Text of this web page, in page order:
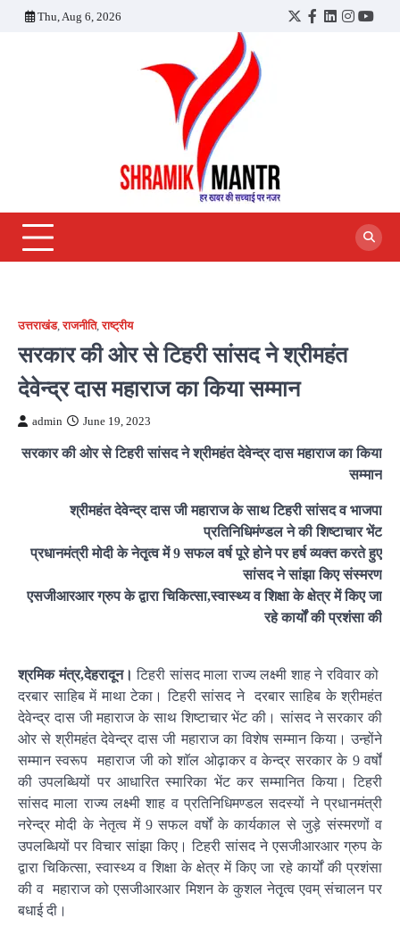
Thu, Aug 6, 2026
Twitter
Facebook
LinkedIn
उत्तराखंड,राजनीति,राष्ट्रीय
सरकार की ओर से टिहरी सांसद ने श्रीमहंत
देवेन्द्र दास महाराज का किया सम्मान
admin June 19, 2023
सरकार की ओर से टिहरी सांसद ने श्रीमहंत देवेन्द्र दास महाराज का किया
सम्मान
श्रीमहंत देवेन्द्र दास जी महाराज के साथ टिहरी सांसद व भाजपा
प्रतिनिधिमंण्डल ने की शिष्टाचार भेंट
प्रधानमंत्री मोदी के नेतृृत्व में 9 सफल वर्ष पूरे होने पर हर्ष व्यक्त करते हुए
सांसद ने सांझा किए संस्मरण
एसजीआरआर ग्रुप के द्वारा चिकित्सा,स्वास्थ्य व शिक्षा के क्षेत्र में किए जा
रहे कार्यों की प्रशंसा की
श्रमिक मंत्र,देहरादून। टिहरी सांसद माला राज्य लक्ष्मी शाह ने रविवार को
दरबार साहिब में माथा टेका। टिहरी सांसद ने दरबार साहिब के श्रीमहंत
देवेन्द्र दास जी महाराज के साथ शिष्टाचार भेंट की। सांसद ने सरकार की
ओर से श्रीमहंत देवेन्द्र दास जी महाराज का विशेष सम्मान किया। उन्होंने
सम्मान स्वरूप महाराज जी को शाॅल ओढ़ाकर व केन्द्र सरकार के 9 वर्षों
की उपलब्धियों पर आधारित स्मारिका भेंट कर सम्मानित किया। टिहरी
सांसद माला राज्य लक्ष्मी शाह व प्रतिनिधिमण्डल सदस्यों ने प्रधानमंत्री
नरेन्द्र मोदी के नेतृत्व में 9 सफल वर्षों के कार्यकाल से जुड़े संस्मरणों व
उपलब्धियों पर विचार सांझा किए। टिहरी सांसद ने एसजीआरआर ग्रुप के
द्वारा चिकित्सा, स्वास्थ्य व शिक्षा के क्षेत्र में किए जा रहे कार्यों की प्रशंसा
की व महाराज को एसजीआरआर मिशन के कुशल नेतृृत्व एवम् संचालन पर
बधाई दी।